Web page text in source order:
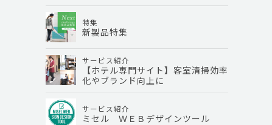
特集
新製品特集
サービス紹介
【ホテル専門サイト】客室清掃効率
化やブランド向上に
サービス紹介
ミセル ＷＥＢデザインツール